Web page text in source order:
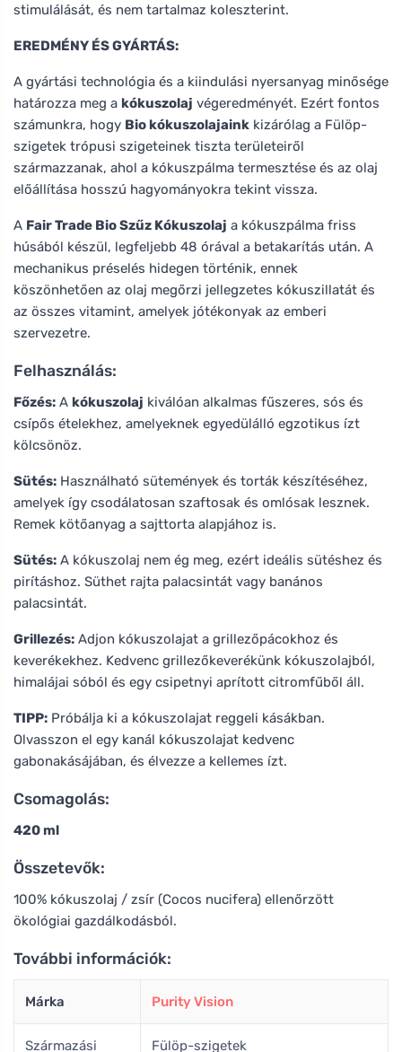
stimulálását, és nem tartalmaz koleszterint.
EREDMÉNY ÉS GYÁRTÁS:
A gyártási technológia és a kiindulási nyersanyag minősége
határozza meg a kókuszolaj végeredményét. Ezért fontos
számunkra, hogy Bio kókuszolajaink kizárólag a Fülöp-
szigetek trópusi szigeteinek tiszta területeiről
származzanak, ahol a kókuszpálma termesztése és az olaj
előállítása hosszú hagyományokra tekint vissza.
A Fair Trade Bio Szűz Kókuszolaj a kókuszpálma friss
húsából készül, legfeljebb 48 órával a betakarítás után. A
mechanikus préselés hidegen történik, ennek
köszönhetően az olaj megőrzi jellegzetes kókuszillatát és
az összes vitamint, amelyek jótékonyak az emberi
szervezetre.
Felhasználás:
Főzés: A kókuszolaj kiválóan alkalmas fűszeres, sós és
csípős ételekhez, amelyeknek egyedülálló egzotikus ízt
kölcsönöz.
Sütés: Használható sütemények és torták készítéséhez,
amelyek így csodálatosan szaftosak és omlósak lesznek.
Remek kötőanyag a sajttorta alapjához is.
Sütés: A kókuszolaj nem ég meg, ezért ideális sütéshez és
pirításhoz. Süthet rajta palacsintát vagy banános
palacsintát.
Grillezés: Adjon kókuszolajat a grillezőpácokhoz és
keverékekhez. Kedvenc grillezőkeverékünk kókuszolajból,
himalájai sóból és egy csipetnyi aprított citromfűből áll.
TIPP: Próbálja ki a kókuszolajat reggeli kásákban.
Olvasszon el egy kanál kókuszolajat kedvenc
gabonakásájában, és élvezze a kellemes ízt.
Csomagolás:
420 ml
Összetevők:
100% kókuszolaj / zsír (Cocos nucifera) ellenőrzött
ökológiai gazdálkodásból.
További információk:
Márka Purity Vision
Származási Fülöp-szigetek